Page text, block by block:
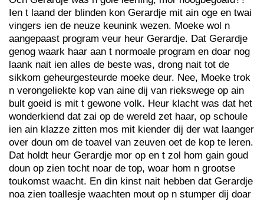
Ien t laand der blinden kon Gerardje mit ain oge en twai
vingers ien de neuze keunink wezen. Moeke wol n
aangepaast program veur heur Gerardje. Dat Gerardje
genog waark haar aan t normoale program en doar nog
laank nait ien alles de beste was, drong nait tot de
sikkom geheurgesteurde moeke deur. Nee, Moeke trok
n verongeliekte kop van aine dij van riekswege op ain
bult goeid is mit t gewone volk. Heur klacht was dat het
wonderkiend dat zai op de wereld zet haar, op schoule
ien ain klazze zitten mos mit kiender dij der wat laanger
over doun om de toavel van zeuven oet de kop te leren.
Dat holdt heur Gerardje mor op en t zol hom gain goud
doun op zien tocht noar de top, woar hom n grootse
toukomst waacht. En din kinst nait hebben dat Gerardje
noa zien toallesje waachten mout op n stumper dij doar